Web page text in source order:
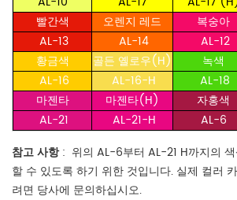
빨간색
오렌지 레드 복숭아
AL-13
AL-14 AL-12
황금색
골든 옐로우(H) 녹색
AL-16
AL-16-H AL-18
마젠타
마젠타(H) 자홍색
AL-21
AL-21-H AL-6
참고 사항: 위의 AL-6부터 AL-21 H까지의
할 수 있도록 하기 위한 것입니다. 실제 컬러
려면 당사에 문의하십시오.